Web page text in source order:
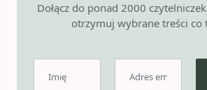
Dołącz do ponad 2000
otrzymuj wybrane treści co